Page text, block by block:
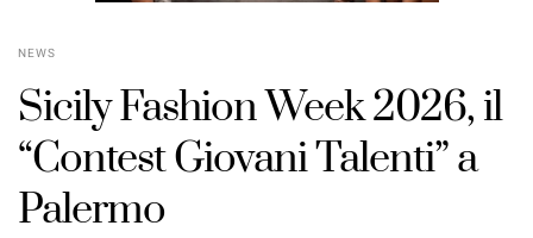
NEWS
Sicily Fashion Week 2026, il
“Contest Giovani Talenti” a
Palermo